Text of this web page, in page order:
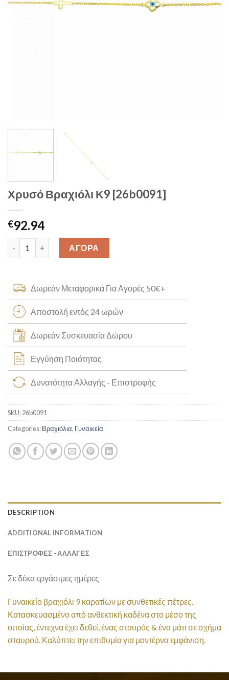
Χρυσό Βραχιόλι Κ9 [26b0091]
€92.94
Χρυσό Βραχιόλι Κ9 [26b0091] quantity
ΑΓΟΡΑ
Δωρεάν Μεταφορικά Για Αγορές 50€+
Αποστολή εντός 24 ωρών
Δωρεάν Συσκευασία Δώρου
Εγγύηση Ποιότητας
Δυνατότητα Αλλαγής - Επιστροφής
SKU:26b0091
Categories:Βραχιόλια, Γυναικεία
DESCRIPTION
ADDITIONAL INFORMATION
ΕΠΙΣΤΡΟΦΕΣ - ΑΛΛΑΓΕΣ
Σε δέκα εργάσιμες ημέρες
Γυναικείο βραχιόλι 9 καρατίων με συνθετικές πέτρες.
Κατασκευασμένο από ανθεκτική καδένα στο μέσο της
οποίας, έντεχνα έχει δεθεί, ένας σταυρός & ένα μάτι σε σχήμα
σταυρού. Καλύπτει την επιθυμία για μοντέρνα εμφάνιση.